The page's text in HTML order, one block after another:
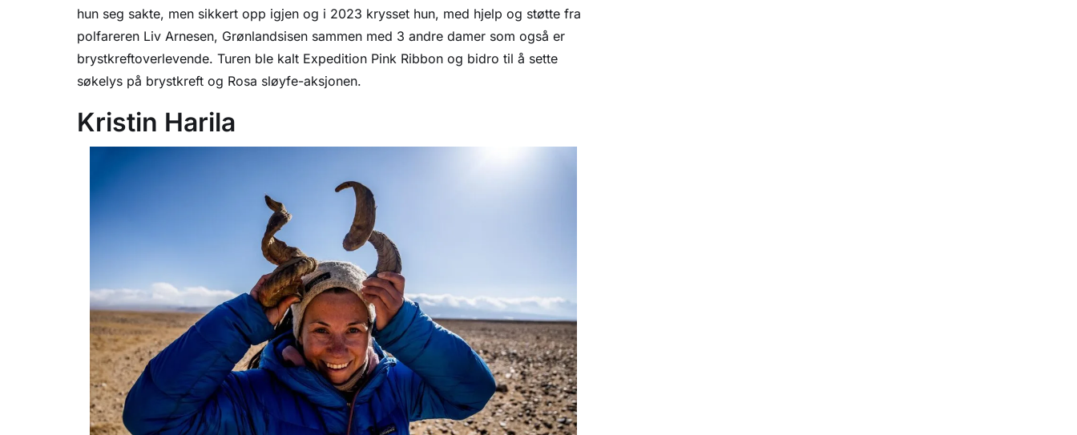
hun seg sakte, men sikkert opp igjen og i 2023 krysset hun, med hjelp og støtte fra
polfareren Liv Arnesen, Grønlandsisen sammen med 3 andre damer som også er
brystkreftoverlevende. Turen ble kalt Expedition Pink Ribbon og bidro til å sette
søkelys på brystkreft og Rosa sløyfe-aksjonen.
Kristin Harila